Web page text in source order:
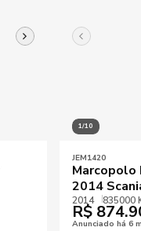
1/10
JEM1420
Marcopolo
2014
2014 835000
R$
Anunciado há 6